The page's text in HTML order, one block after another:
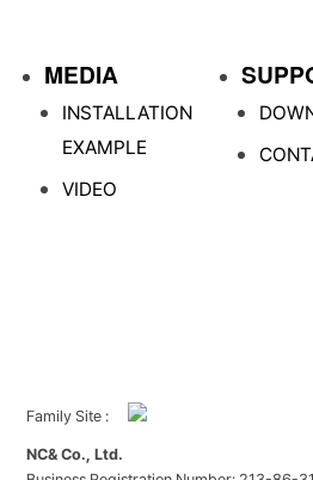
MEDIA
INSTALLATION
EXAMPLE
VIDEO
Family Site :
NC& Co., Ltd.